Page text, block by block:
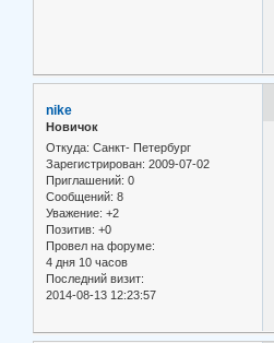
nike
Новичок
Откуда: Санкт- Петербург
Зарегистрирован: 2009-07-02
Приглашений: 0
Сообщений: 8
Уважение: +2
Позитив: +0
Провел на форуме:
4 дня 10 часов
Последний визит:
2014-08-13 12:23:57